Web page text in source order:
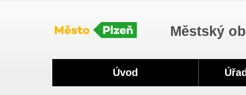
Městský
Úvod